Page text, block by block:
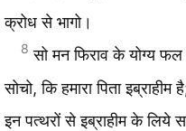
क्रोध से भागो।
8 सो मन फिराव के योग्य
सोचो, कि हमारा पिता
इन पत्थरों से इब्राहीम के लिये